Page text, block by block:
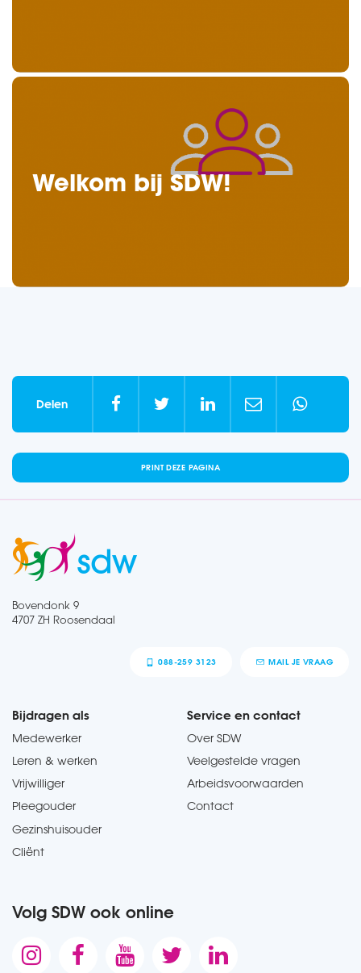
Welkom bij SDW!
Delen     
PRINT DEZE PAGINA
Bovendonk 9
4707 ZH Roosendaal
088-259 3123 MAIL JE VRAAG
Bijdragen als
Medewerker
Leren & werken
Vrijwilliger
Pleegouder
Gezinshuisouder
Cliënt
Service en contact
Over SDW
Veelgestelde vragen
Arbeidsvoorwaarden
Contact
Volg SDW ook online
    